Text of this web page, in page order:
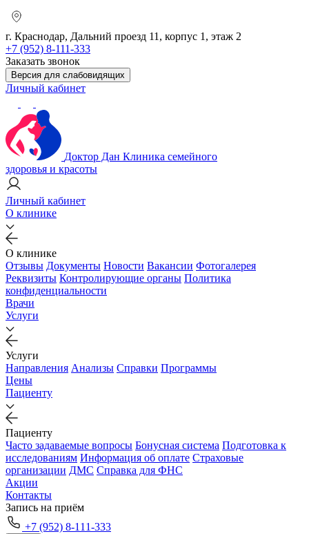
г. Краснодар, Дальний проезд 11, корпус 1, этаж 2
+7 (952) 8-111-333
Заказать звонок
Версия для слабовидящих
Личный кабинет
Доктор Дан Клиника семейного
здоровья и красоты
Личный кабинет
О клинике
О клинике
Отзывы Документы Новости Вакансии Фотогалерея
Реквизиты Контролирующие органы Политика
конфиденциальности
Врачи
Услуги
Услуги
Направления Анализы Справки Программы
Цены
Пациенту
Пациенту
Часто задаваемые вопросы Бонусная система Подготовка к
исследованиям Информация об оплате Страховые
организации ДМС Справка для ФНС
Акции
Контакты
Запись на приём
+7 (952) 8-111-333